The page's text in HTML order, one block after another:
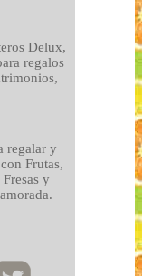
Delux,
regalos
regalar y
Frutas,
y